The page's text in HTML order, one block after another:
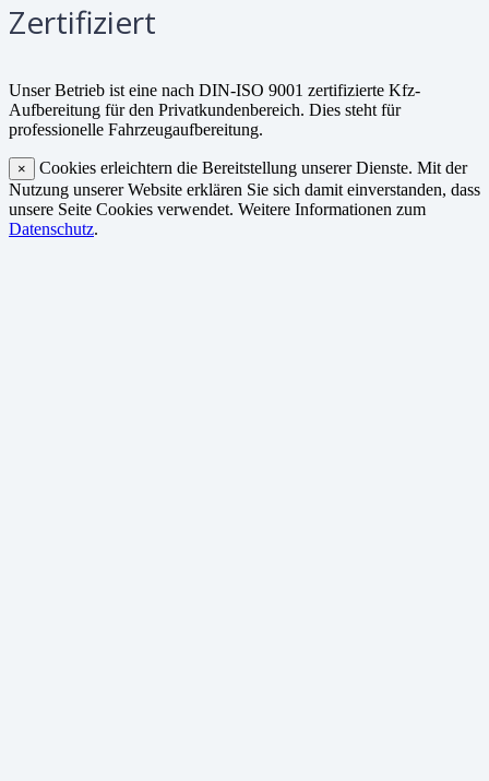
Zertifiziert
Unser Betrieb ist eine nach DIN-ISO 9001 zertifizierte Kfz-
Aufbereitung für den Privatkundenbereich. Dies steht für
professionelle Fahrzeugaufbereitung.
×
Cookies erleichtern die Bereitstellung unserer Dienste. Mit der
Nutzung unserer Website erklären Sie sich damit einverstanden, dass
unsere Seite Cookies verwendet. Weitere Informationen zum
Datenschutz.